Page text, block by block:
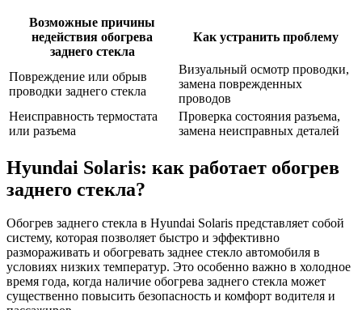
Возможные причины
недействия обогрева
заднего стекла
Как устранить проблему
Повреждение или обрыв
проводки заднего стекла
Визуальный осмотр проводки,
замена поврежденных
проводов
Неисправность термостата
или разъема
Проверка состояния разъема,
замена неисправных деталей
Hyundai Solaris: как работает обогрев
заднего стекла?
Обогрев заднего стекла в Hyundai Solaris представляет собой
систему, которая позволяет быстро и эффективно
размораживать и обогревать заднее стекло автомобиля в
условиях низких температур. Это особенно важно в холодное
время года, когда наличие обогрева заднего стекла может
существенно повысить безопасность и комфорт водителя и